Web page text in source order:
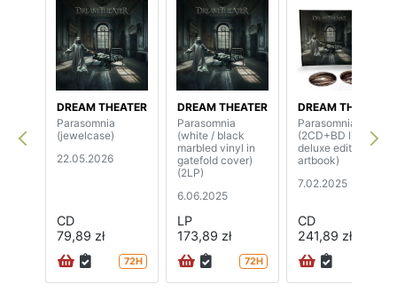
DREAM THEATER
Parasomnia
(jewelcase)
22.05.2026
CD
79,89 zł
72H
DREAM THEATER
Parasomnia
(white / black
marbled vinyl in
gatefold cover)
(2LP)
6.06.2025
LP
173,89 zł
72H
DREAM THEATER
Parasomnia
(2CD+BD limited
deluxe edition
artbook)
7.02.2025
CD
241,89 zł